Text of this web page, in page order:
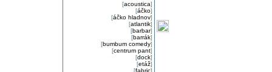
[acoustica]
[áčko]
[áčko hladnov]
[atlantik]
[barbar]
[barrák]
[bumbum comedy]
[centrum pant]
[dock]
[etáž]
[fabric]